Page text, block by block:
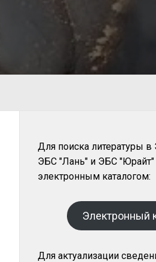
Для поиска литературы
ЭБС "Лань" и ЭБС "Юрайт"
электронным каталогом:
Электронный
Для актуализации